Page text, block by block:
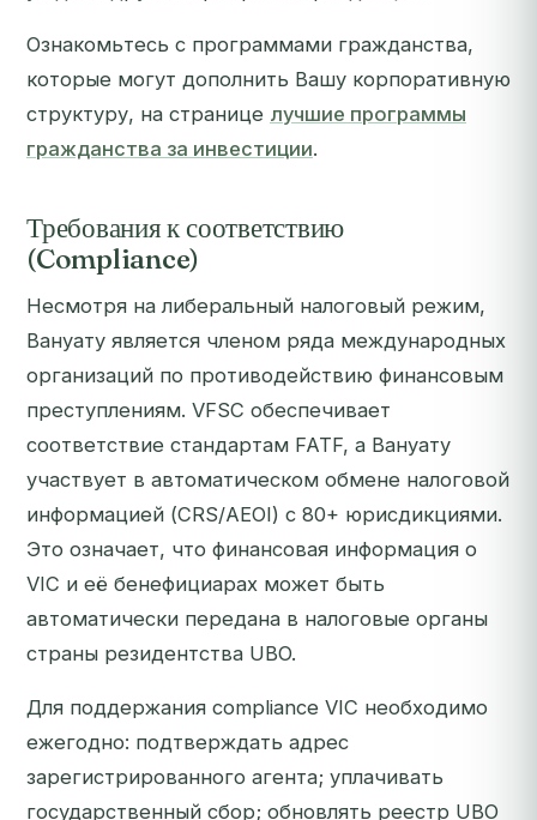
Ознакомьтесь с программами гражданства,
которые могут дополнить Вашу корпоративную
структуру, на странице лучшие программы
гражданства за инвестиции.
Требования к соответствию
(Compliance)
Несмотря на либеральный налоговый режим,
Вануату является членом ряда международных
организаций по противодействию финансовым
преступлениям. VFSC обеспечивает
соответствие стандартам FATF, а Вануату
участвует в автоматическом обмене налоговой
информацией (CRS/AEOI) с 80+ юрисдикциями.
Это означает, что финансовая информация о
VIC и её бенефициарах может быть
автоматически передана в налоговые органы
страны резидентства UBO.
Для поддержания compliance VIC необходимо
ежегодно: подтверждать адрес
зарегистрированного агента; уплачивать
государственный сбор; обновлять реестр UBO